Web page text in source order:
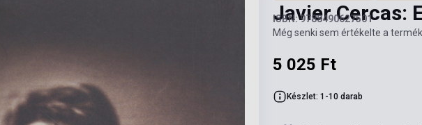
Javier Cercas:
ISBN: 9788490627501
Még senki sem értékelte a
5 025 Ft
Készlet: 1-10 darab